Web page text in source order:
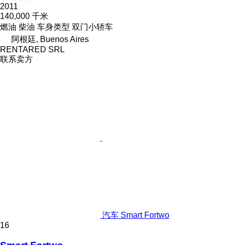
2011
140,000 千米
燃油 柴油 车身类型 双门小轿车
阿根廷, Buenos Aires
RENTARED SRL
联系卖方
汽车 Smart Fortwo
16